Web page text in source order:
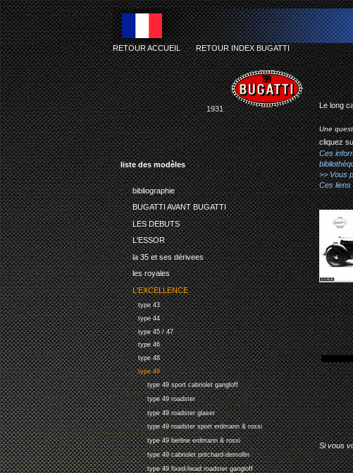
liste des modèles
bibliographie
BUGATTI AVANT BUGATTI
LES DEBUTS
L'ESSOR
la 35 et ses dérivees
les royales
L'EXCELLENCE
type 43
type 44
type 45 / 47
type 46
type 48
type 49
type 49 sport cabriolet gangloff
type 49 roadster
type 49 roadster glaser
type 49 roadster sport erdmann & rossi
type 49 berline erdmann & rossi
type 49 cabriolet pritchard-demollin
type 49 fixed-head roadster gangloff
RETOUR ACCUEIL-RETOUR INDEX BUGATTI
1931 Le long
Une
cliquez
Ces
>> Vous
Ces liens
Si vous